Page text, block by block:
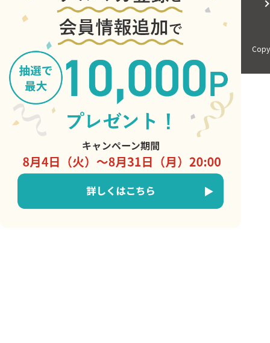
会社概要 サイトご利用にあたって